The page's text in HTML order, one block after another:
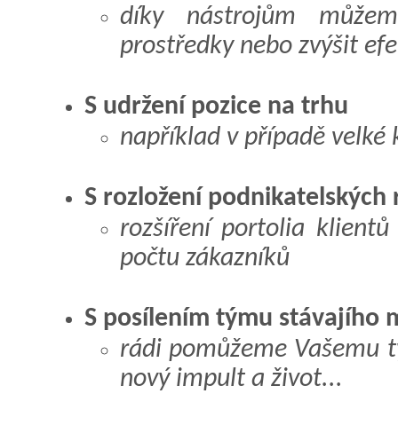
díky nástrojům
prostředky nebo zvýšit
S udržení pozice na trhu
například v případě velké
S rozložení podnikatelských
rozšíření portolia
počtu zákazníků
S posílením týmu stávajího
rádi pomůžeme Vašemu
nový impult a život...